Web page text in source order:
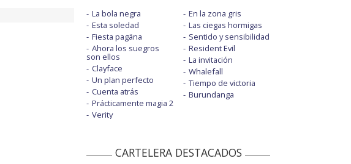
La bola negra
Esta soledad
Fiesta pagäna
Ahora los suegros
son ellos
Clayface
Un plan perfecto
Cuenta atrás
Prácticamente magia 2
Verity
En la zona gris
Las ciegas hormigas
Sentido y sensibilidad
Resident Evil
La invitación
Whalefall
Tiempo de victoria
Burundanga
CARTELERA DESTACADOS